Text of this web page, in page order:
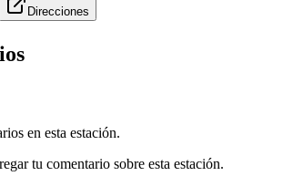
Direcciones
en esta estación.
tu comentario sobre esta estación.